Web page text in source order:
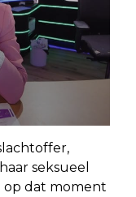
seksueel
op dat moment